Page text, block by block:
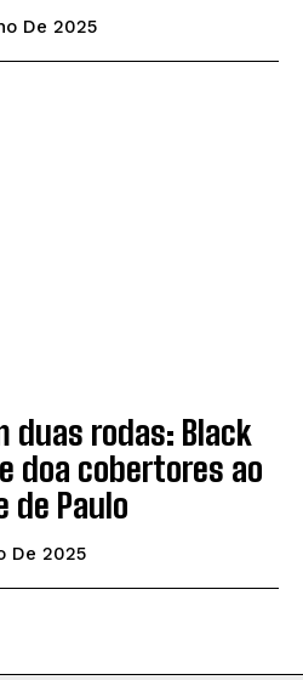
De 2025
duas rodas: Black
doa cobertores ao
de Paulo
De 2025